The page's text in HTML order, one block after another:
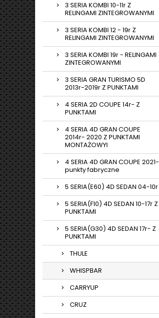
3 SERIA KOMBI 10-11r Z
RELINGAMI ZINTEGROWANYMI
3 SERIA KOMBI 12 - 19r Z
RELINGAMI ZINTEGROWANYMI
3 SERIA KOMBI 19r - RELINGAMI
ZINTEGROWANYMI
3 SERIA GRAN TURISMO 5D
2013r-2019r Z PUNKTAMI
4 SERIA 2D COUPE 14r- Z
PUNKTAMI
4 SERIA 4D GRAN COUPE
2014r- 2020 Z PUNKTAMI
MONTAŻOWYI
4 SERIA 4D GRAN COUPE 2021-
punkty fabryczne
5 SERIA(E60) 4D SEDAN 04-10r
5 SERIA(F10) 4D SEDAN 10-17r Z
PUNKTAMI
5 SERIA(G30) 4D SEDAN 17r- Z
PUNKTAMI
THULE
WHISPBAR
CARRYUP
CRUZ